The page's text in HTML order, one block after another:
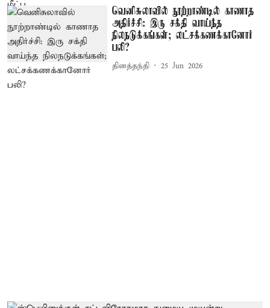
வெனிசுலாவில் நூற்றாண்டில் காணாத
அதிர்ச்சி: இரு சக்தி வாய்ந்த
நிலநடுக்கங்கள்; லட்சக்கணக்கானோர்
பலி?
தினத்தந்தி 25 Jun 2026